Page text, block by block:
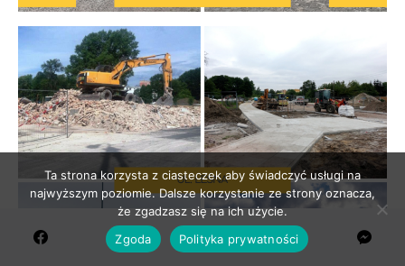
Ta strona korzysta z ciasteczek aby świadczyć usługi na
najwyższym poziomie. Dalsze korzystanie ze strony oznacza,
że zgadzasz się na ich użycie.
Zgoda
Polityka prywatności